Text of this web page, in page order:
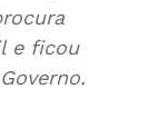
e ficou